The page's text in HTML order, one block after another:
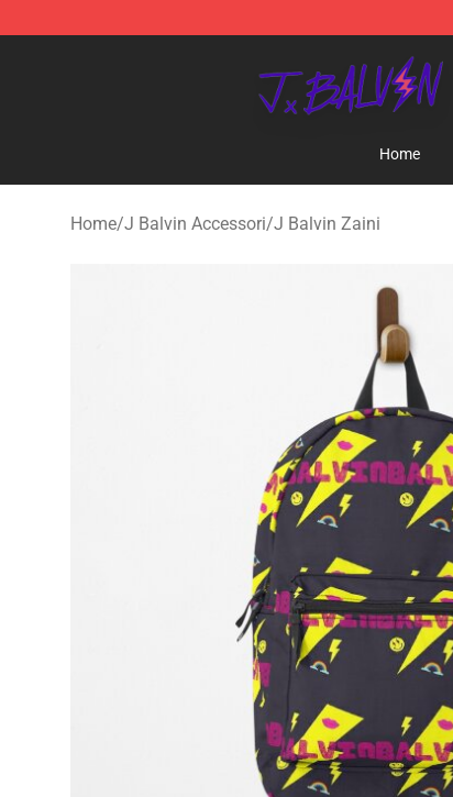
J Balvin Store - Official J Balvin Merchandise Shop
Home
Home/J Balvin Accessori/J Balvin Zaini